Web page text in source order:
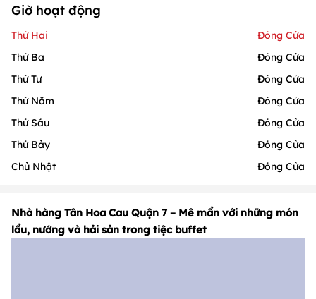
Giờ hoạt động
Thứ Hai
Đóng Cửa
Thứ Ba
Đóng Cửa
Thứ Tư
Đóng Cửa
Thứ Năm
Đóng Cửa
Thứ Sáu
Đóng Cửa
Thứ Bảy
Đóng Cửa
Chủ Nhật
Đóng Cửa
Nhà hàng Tân Hoa Cau Quận 7 – Mê mẩn với những món
lẩu, nướng và hải sản trong tiệc buffet